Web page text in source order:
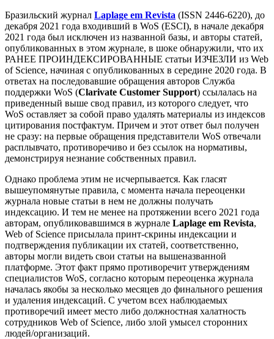
Бразильский журнал Laplage em Revista (ISSN 2446-6220), до
декабря 2021 года входивший в WoS (ESCI), в начале декабря
2021 года был исключен из названной базы, и авторы статей,
опубликованных в этом журнале, в шоке обнаружили, что их
РАНЕЕ ПРОИНДЕКСИРОВАННЫЕ статьи ИЗЧЕЗЛИ из Web
of Science, начиная с опубликованных в середине 2020 года. В
ответах на последовавшие обращения авторов Служба
поддержки WoS (Clarivate Customer Support) ссылалась на
приведенный выше свод правил, из которого следует, что
WoS оставляет за собой право удалять материалы из индексов
цитирования постфактум. Причем и этот ответ был получен
не сразу: на первые обращения представители WoS отвечали
расплывчато, противоречиво и без ссылок на нормативы,
демонстрируя незнание собственных правил.
Однако проблема этим не исчерпывается. Как гласят
вышеупомянутые правила, с момента начала переоценки
журнала новые статьи в нем не должны получать
индексацию. И тем не менее на протяжении всего 2021 года
авторам, опубликовавшимся в журнале Laplage em Revista,
Web of Science присылала принт-скрины индексации и
подтверждения публикации их статей, соответственно,
авторы могли видеть свои статьи на вышеназванной
платформе. Этот факт прямо противоречит утверждениям
специалистов WoS, согласно которым переоценка журнала
началась якобы за несколько месяцев до финального решения
и удаления индексаций. С учетом всех наблюдаемых
противоречий имеет место либо должностная халатность
сотрудников Web of Science, либо злой умысел сторонних
людей/организаций.